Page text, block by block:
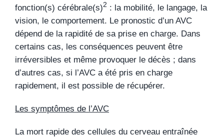
fonction(s) cérébrale(s)2 : la mobilité, le langage, la
vision, le comportement. Le pronostic d’un AVC
dépend de la rapidité de sa prise en charge. Dans
certains cas, les conséquences peuvent être
irréversibles et même provoquer le décès ; dans
d’autres cas, si l’AVC a été pris en charge
rapidement, il est possible de récupérer.
Les symptômes de l’AVC
La mort rapide des cellules du cerveau entraînée